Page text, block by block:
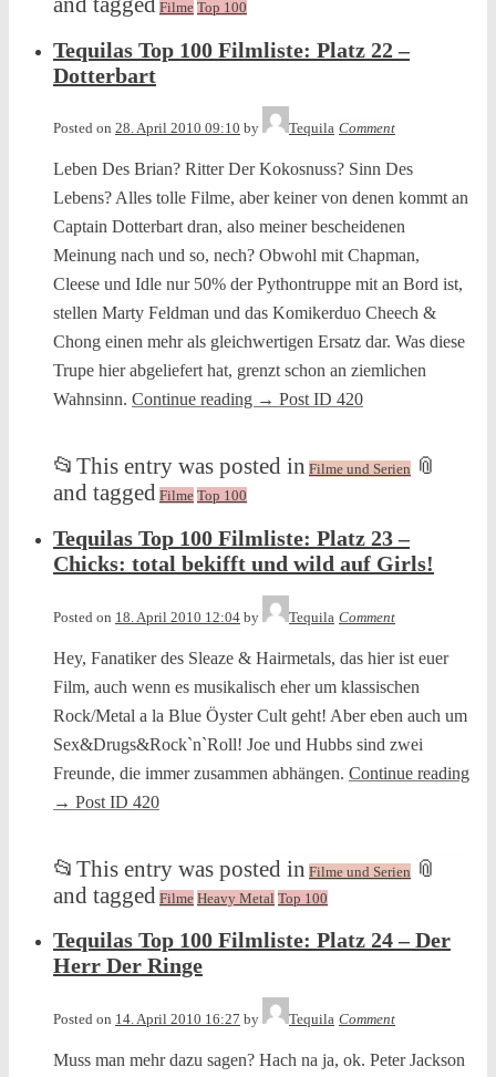
Filme Top 100
Tequilas Top 100 Filmliste: Platz 22 –
Dotterbart
Posted on 28. April 2010 09:10 by Tequila Comment
Leben Des Brian? Ritter Der Kokosnuss? Sinn Des
Lebens? Alles tolle Filme, aber keiner von denen kommt an
Captain Dotterbart dran, also meiner bescheidenen
Meinung nach und so, nech? Obwohl mit Chapman,
Cleese und Idle nur 50% der Pythontruppe mit an Bord ist,
stellen Marty Feldman und das Komikerduo Cheech &
Chong einen mehr als gleichwertigen Ersatz dar. Was diese
Trupe hier abgeliefert hat, grenzt schon an ziemlichen
Wahnsinn. Continue reading → Post ID 420
📂 This entry was posted in Filme und Serien 📎
and tagged Filme Top 100
Tequilas Top 100 Filmliste: Platz 23 –
Chicks: total bekifft und wild auf Girls!
Posted on 18. April 2010 12:04 by Tequila Comment
Hey, Fanatiker des Sleaze & Hairmetals, das hier ist euer
Film, auch wenn es musikalisch eher um klassischen
Rock/Metal a la Blue Öyster Cult geht! Aber eben auch um
Sex&Drugs&Rock`n`Roll! Joe und Hubbs sind zwei
Freunde, die immer zusammen abhängen. Continue reading
→ Post ID 420
📂 This entry was posted in Filme und Serien 📎
and tagged Filme Heavy Metal Top 100
Tequilas Top 100 Filmliste: Platz 24 – Der
Herr Der Ringe
Posted on 14. April 2010 16:27 by Tequila Comment
Muss man mehr dazu sagen? Hach na ja, ok. Peter Jackson